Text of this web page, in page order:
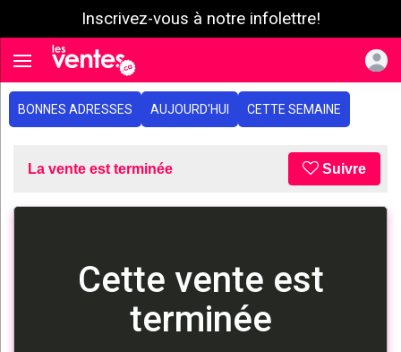
Inscrivez-vous à notre infolettre!
Toggle navigation
BONNES ADRESSES AUJOURD'HUI CETTE SEMAINE
La vente est terminée Suivre
Cette vente est
terminée